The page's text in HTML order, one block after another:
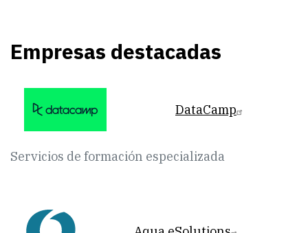
Empresas destacadas
Servicios de formación especializada
DataCamp